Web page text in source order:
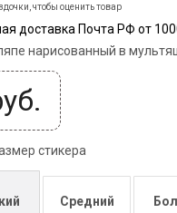
чтобы оценить товар
доставка Почта РФ от
нарисованный в
стикера
Средний